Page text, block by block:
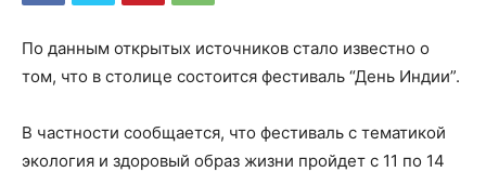
По данным открытых источников стало известно о
том, что в столице состоится фестиваль “День Индии”.
В частности сообщается, что фестиваль с тематикой
экология и здоровый образ жизни пройдет с 11 по 14